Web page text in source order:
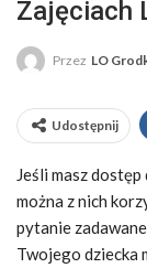
Zajęciach
Przez LO
Udostępnij
Jeśli masz
można z nich
pytanie
Twojego dziecka